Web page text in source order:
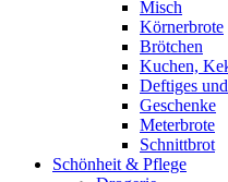
Misch
Körnerbrote
Brötchen
Kuchen,
Deftiges
Geschenke
Meterbrote
Schnittbrot
Schönheit & Pflege